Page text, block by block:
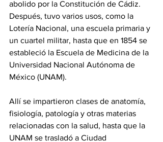
abolido por la Constitución de Cádiz.
Después, tuvo varios usos, como la
Lotería Nacional, una escuela primaria y
un cuartel militar, hasta que en 1854 se
estableció la Escuela de Medicina de la
Universidad Nacional Autónoma de
México (UNAM).
Allí se impartieron clases de anatomía,
fisiología, patología y otras materias
relacionadas con la salud, hasta que la
UNAM se trasladó a Ciudad